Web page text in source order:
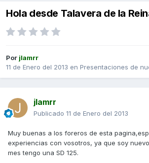
Hola desde Talavera de la
Por jlamrr
11 de Enero del 2013 en Presentaciones de
jlamrr
Publicado 11 de Enero del 2013
Muy buenas a los foreros de esta
experiencias con vosotros, ya que soy
mes tengo una SD 125.